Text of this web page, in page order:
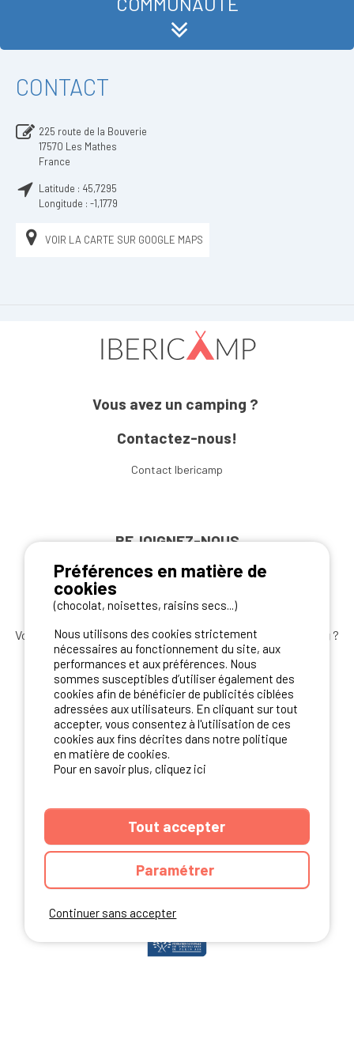
CONTACT
225 route de la Bouverie
17570 Les Mathes
France
Latitude : 45,7295
Longitude : -1,1779
VOIR LA CARTE SUR GOOGLE MAPS
Vous avez un camping ?
Contactez-nous!
Contact Ibericamp
REJOIGNEZ-NOUS
Vous souhaitez bénéficier desmeilleures offres camping ?
Abonnez-vous à la newsletterdès aujourd'hui
S'ABONNER
NOS PARTENAIRES
Continuer sans accepter
Préférences en matière de
cookies
(chocolat, noisettes, raisins secs...)
Nous utilisons des cookies strictement
nécessaires au fonctionnement du site, aux
performances et aux préférences. Nous
sommes susceptibles d’utiliser également des
cookies afin de bénéficier de publicités ciblées
adressées aux utilisateurs. En cliquant sur tout
accepter, vous consentez à l'utilisation de ces
cookies aux fins décrites dans notre politique
en matière de cookies.
Pour en savoir plus, cliquez ici
Tout accepter
Paramétrer